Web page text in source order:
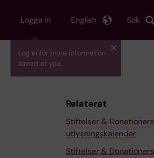
Logga in
Log in for more information
aimed at you.
Sök
English
Relaterat
Stiftelser & Donationers
utlysningskalender
Stiftelser & Donationers